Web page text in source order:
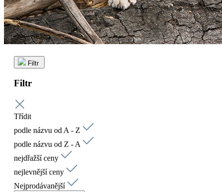
Filtr
Filtr
Třídit
podle názvu od A - Z
podle názvu od Z - A
nejdřažší ceny
nejlevnější ceny
Nejprodávanější